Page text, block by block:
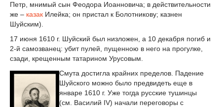
Петр, мнимый сын Феодора Иоанновича; в действительности
же – казак Илейка; он пристал к Болотникову; казнен
Шуйским).
17 июня 1610 г. Шуйский был низложен, а 10 декабря погиб и
2-й самозванец: убит пулей, пущенною в него на прогулке,
сзади, крещенным татарином Урусовым.
Смута достигла крайних пределов. Падение
Шуйского можно было предвидеть еще в
январе 1610 г. Уже тогда русские тушинцы
(см. Василий IV) начали переговоры с